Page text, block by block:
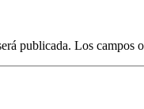
publicada. Los campos